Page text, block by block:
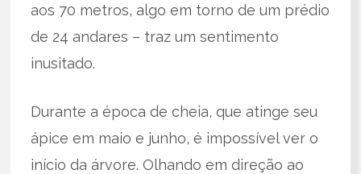
aos 70 metros, algo em torno de um prédio
de 24 andares – traz um sentimento
inusitado.
Durante a época de cheia, que atinge seu
ápice em maio e junho, é impossível ver o
início da árvore. Olhando em direção ao